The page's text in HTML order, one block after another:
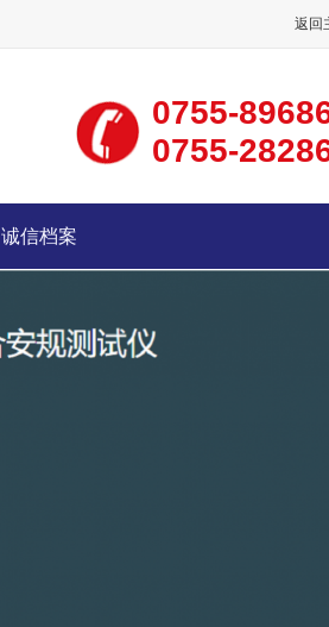
返回
0755-
0755-
诚信档案